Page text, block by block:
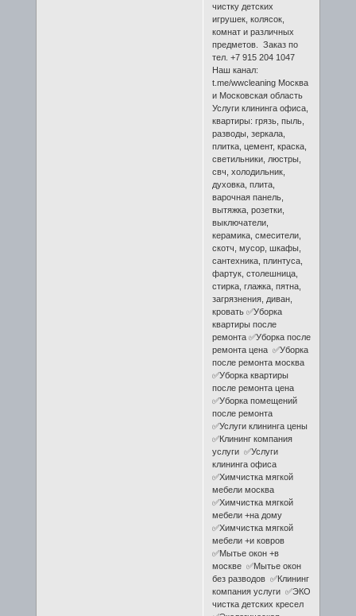
чистку детских
игрушек, колясок,
комнат и различных
предметов. Заказ по
тел. +7 915 204 1047
Наш канал:
t.me/wwcleaning Москва
и Московская область
Услуги клининга офиса,
квартиры: грязь, пыль,
разводы, зеркала,
плитка, цемент, краска,
светильники, люстры,
свч, холодильник,
духовка, плита,
варочная панель,
вытяжка, розетки,
выключатели,
керамика, смесители,
скотч, мусор, шкафы,
сантехника, плинтуса,
фартук, столешница,
стирка, глажка, пятна,
загрязнения, диван,
кровать ✅Уборка
квартиры после
ремонта ✅Уборка после
ремонта цена ✅Уборка
после ремонта москва
✅Уборка квартиры
после ремонта цена
✅Уборка помещений
после ремонта
✅Услуги клининга цены
✅Клининг компания
услуги ✅Услуги
клининга офиса
✅Химчистка мягкой
мебели москва
✅Химчистка мягкой
мебели +на дому
✅Химчистка мягкой
мебели +и ковров
✅Мытье окон +в
москве ✅Мытье окон
без разводов ✅Клининг
компания услуги ✅ЭКО
чистка детских кресел